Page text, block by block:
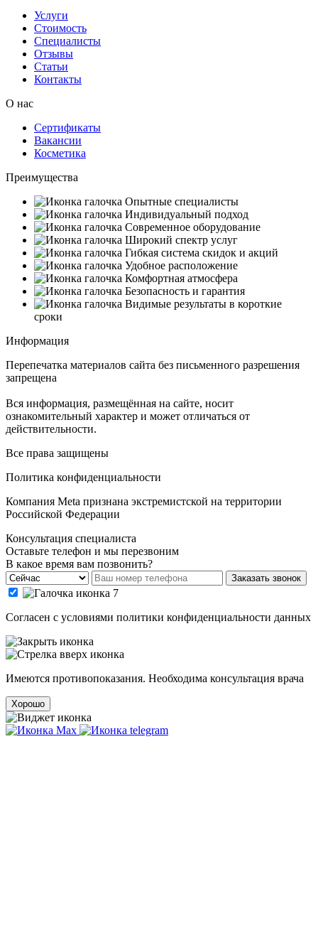
Услуги
Стоимость
Специалисты
Отзывы
Статьи
Контакты
О нас
Сертификаты
Вакансии
Косметика
Преимущества
Опытные специалисты
Индивидуальный подход
Современное оборудование
Широкий спектр услуг
Гибкая система скидок и акций
Удобное расположение
Комфортная атмосфера
Безопасность и гарантия
Видимые результаты в короткие
сроки
Информация
Перепечатка материалов сайта без письменного разрешения
запрещена
Вся информация, размещённая на сайте, носит
ознакомительный характер и может отличаться от
действительности.
Все права защищены
Политика конфиденциальности
Компания Meta признана экстремистской на территории
Российской Федерации
Консультация специалиста
Оставьте телефон и мы перезвоним
В какое время вам позвонить?
Заказать звонок
Cогласен с условиями политики конфиденциальности данных
Имеются противопоказания. Необходима консультация врача
Хорошо